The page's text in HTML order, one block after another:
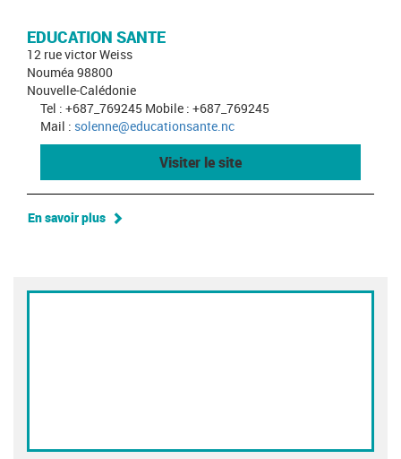
EDUCATION SANTE
12 rue victor Weiss
Nouméa 98800
Nouvelle-Calédonie
Tel : +687_769245 Mobile : +687_769245
Mail : solenne@educationsante.nc
Visiter le site
En savoir plus